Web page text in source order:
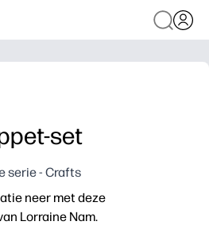
set
serie - Crafts
neer met deze
Lorraine Nam.